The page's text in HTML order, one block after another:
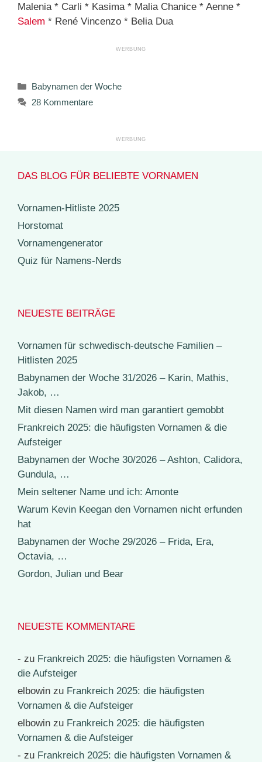
Malenia * Carli * Kasima * Malia Chanice * Aenne *
Salem * René Vincenzo * Belia Dua
Kategorien
Babynamen der Woche
28 Kommentare
DAS BLOG FÜR BELIEBTE VORNAMEN
Vornamen-Hitliste 2025
Horstomat
Vornamengenerator
Quiz für Namens-Nerds
NEUESTE BEITRÄGE
Vornamen für schwedisch-deutsche Familien –
Hitlisten 2025
Babynamen der Woche 31/2026 – Karin, Mathis,
Jakob, …
Mit diesen Namen wird man garantiert gemobbt
Frankreich 2025: die häufigsten Vornamen & die
Aufsteiger
Babynamen der Woche 30/2026 – Ashton, Calidora,
Gundula, …
Mein seltener Name und ich: Amonte
Warum Kevin Keegan den Vornamen nicht erfunden
hat
Babynamen der Woche 29/2026 – Frida, Era,
Octavia, …
Gordon, Julian und Bear
NEUESTE KOMMENTARE
- zu Frankreich 2025: die häufigsten Vornamen &
die Aufsteiger
elbowin zu Frankreich 2025: die häufigsten
Vornamen & die Aufsteiger
elbowin zu Frankreich 2025: die häufigsten
Vornamen & die Aufsteiger
- zu Frankreich 2025: die häufigsten Vornamen &